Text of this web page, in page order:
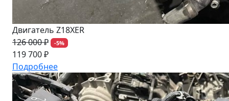
Двигатель Z18XER
126 000 ₽
-5%
119 700 ₽
Подробнее